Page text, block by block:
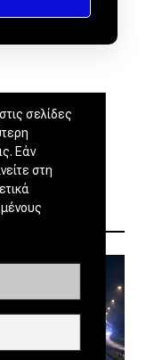
σελίδες
Εάν
στη